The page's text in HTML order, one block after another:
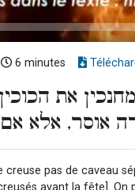
6 minutes
את
אוסר, אלא אם
creuse pas de caveau